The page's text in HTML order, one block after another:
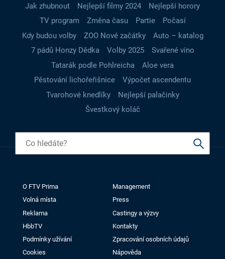
Jak zhubnout Nejlepší filmy 2024
Nejlepší horory
TV program
Změna času Partie
Počasí
Kdy budou volby
ZOO Nové začátky
Auto – katalog
7 pádů Honzy Dědka
Volby 2025
Svařené víno
Tatarák podle Pohlreicha
Aloe vera
Pěstování lichořeřišnice
Výpočet ascendentu
Tvarohové knedlíky
Nejlepší palačinky
Švestkový koláč
O FTV Prima
Management
Volná místa
Press
Reklama
Castingy a výzvy
HbbTV
Kontakty
Podmínky užívání
Zpracování osobních údajů
Cookies
Nápověda